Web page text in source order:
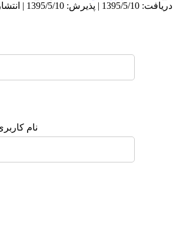
دریافت: 1395/5/10 | پذیرش: 1395/5/10 | انتشار: 1395/5/10
نام